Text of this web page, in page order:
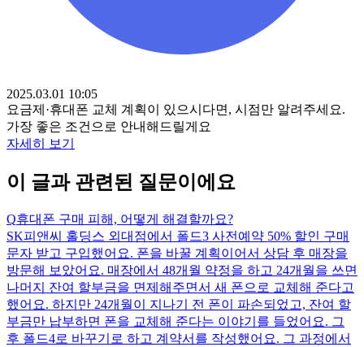
2025.03.01 10:05
요금제·휴대폰 교체 계획이 있으시다면, 시점만 알려주세요.
가장 좋은 조건으로 안내해드릴게요
자세히 보기
이 글과 관련된 질문이에요
Q휴대폰 구매 피해, 어떻게 해결할까요?
SK피앤씨 홀딩스 외대점에서 폴드3 사전예약 50% 할인 구매
문자 받고 구입했어요. 폰을 바꿀 계획이어서 상담 후 매장을
방문해 보았어요. 매장에서 48개월 약정을 하고 24개월을 쓰면
나머지 잔여 할부금을 면제해주면서 새 폰으로 교체해 준다고
했어요. 하지만 24개월이 지나기 전 폰이 파손되었고, 잔여 할
부금만 납부하면 폰을 교체해 준다는 이야기를 들었어요. 그
후 폴드4로 바꾸기로 하고 계약서를 작성했어요. 그 과정에서